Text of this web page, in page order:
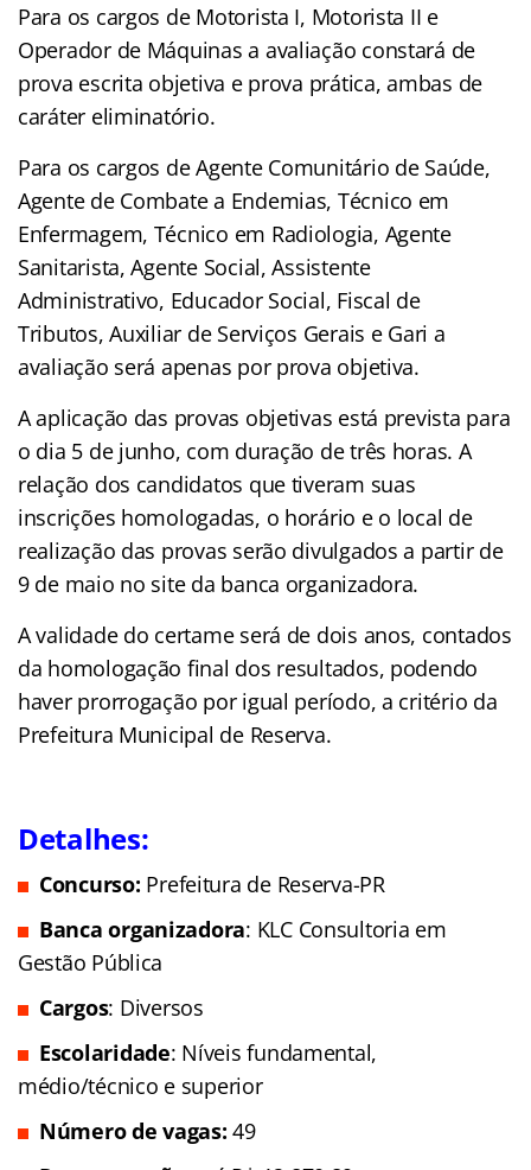
Para os cargos de Motorista I, Motorista II e
Operador de Máquinas a avaliação constará de
prova escrita objetiva e prova prática, ambas de
caráter eliminatório.
Para os cargos de Agente Comunitário de Saúde,
Agente de Combate a Endemias, Técnico em
Enfermagem, Técnico em Radiologia, Agente
Sanitarista, Agente Social, Assistente
Administrativo, Educador Social, Fiscal de
Tributos, Auxiliar de Serviços Gerais e Gari a
avaliação será apenas por prova objetiva.
A aplicação das provas objetivas está prevista para
o dia 5 de junho, com duração de três horas. A
relação dos candidatos que tiveram suas
inscrições homologadas, o horário e o local de
realização das provas serão divulgados a partir de
9 de maio no site da banca organizadora.
A validade do certame será de dois anos, contados
da homologação final dos resultados, podendo
haver prorrogação por igual período, a critério da
Prefeitura Municipal de Reserva.
Detalhes:
Concurso: Prefeitura de Reserva-PR
Banca organizadora: KLC Consultoria em
Gestão Pública
Cargos: Diversos
Escolaridade: Níveis fundamental,
médio/técnico e superior
Número de vagas:49